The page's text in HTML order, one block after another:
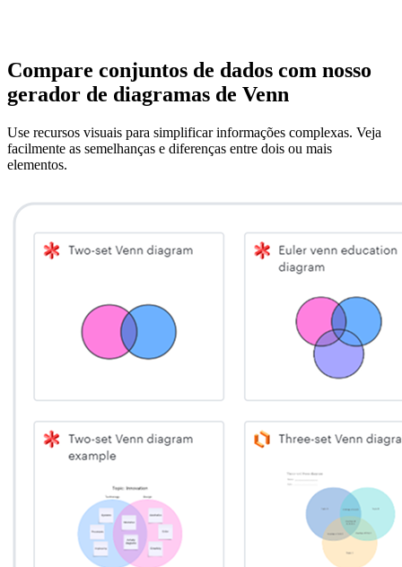
Compare conjuntos de dados com nosso
gerador de diagramas de Venn
Use recursos visuais para simplificar informações complexas. Veja
facilmente as semelhanças e diferenças entre dois ou mais
elementos.